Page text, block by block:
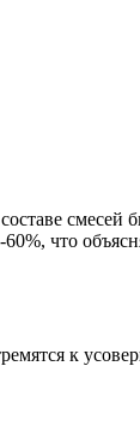
что
к